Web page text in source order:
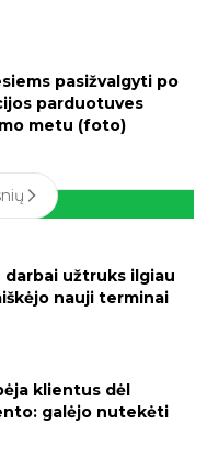
pasižvalgyti po
parduotuves
metu (foto)
darbai užtruks ilgiau
nauji terminai
klientus dėl
galėjo nutekėti